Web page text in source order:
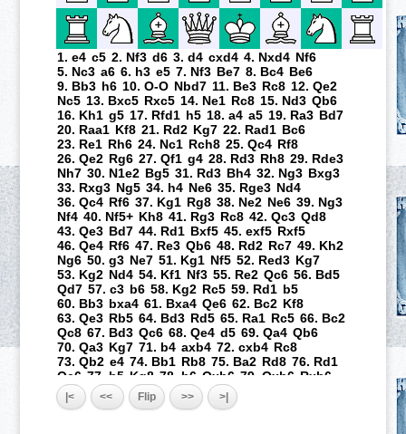
1. e4 c5 2. Nf3 d6 3. d4 cxd4 4. Nxd4 Nf6
5. Nc3 a6 6. h3 e5 7. Nf3 Be7 8. Bc4 Be6
9. Bb3 h6 10. O-O Nbd7 11. Be3 Rc8 12. Qe2
Nc5 13. Bxc5 Rxc5 14. Ne1 Rc8 15. Nd3 Qb6
16. Kh1 g5 17. Rfd1 h5 18. a4 a5 19. Ra3 Bd7
20. Raa1 Kf8 21. Rd2 Kg7 22. Rad1 Bc6
23. Re1 Rh6 24. Nc1 Rch8 25. Qc4 Rf8
26. Qe2 Rg6 27. Qf1 g4 28. Rd3 Rh8 29. Rde3
Nh7 30. N1e2 Bg5 31. Rd3 Bh4 32. Ng3 Bxg3
33. Rxg3 Ng5 34. h4 Ne6 35. Rge3 Nd4
36. Qc4 Rf6 37. Kg1 Rg8 38. Ne2 Ne6 39. Ng3
Nf4 40. Nf5+ Kh8 41. Rg3 Rc8 42. Qc3 Qd8
43. Qe3 Bd7 44. Rd1 Bxf5 45. exf5 Rxf5
46. Qe4 Rf6 47. Re3 Qb6 48. Rd2 Rc7 49. Kh2
Ng6 50. g3 Ne7 51. Kg1 Nf5 52. Red3 Kg7
53. Kg2 Nd4 54. Kf1 Nf3 55. Re2 Qc6 56. Bd5
Qd7 57. c3 b6 58. Kg2 Rc5 59. Rd1 b5
60. Bb3 bxa4 61. Bxa4 Qe6 62. Bc2 Kf8
63. Qe3 Rb5 64. Bd3 Rd5 65. Ra1 Rc5 66. Bc2
Qc8 67. Bd3 Qc6 68. Qe4 d5 69. Qa4 Qb6
70. Qa3 Kg7 71. b4 axb4 72. cxb4 Rc8
73. Qb2 e4 74. Bb1 Rb8 75. Ba2 Rd8 76. Rd1
Qe6 77. b5 Kg8 78. b6 Qxb6 79. Qxb6 Rxb6
80. Rxd5
Rxd5 81. Bxd5 Rb1
0-1
|< << Flip >> >|